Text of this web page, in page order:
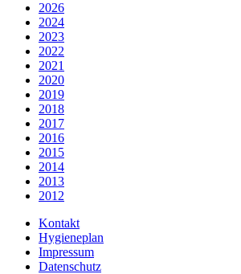
2026
2024
2023
2022
2021
2020
2019
2018
2017
2016
2015
2014
2013
2012
Kontakt
Hygieneplan
Impressum
Datenschutz